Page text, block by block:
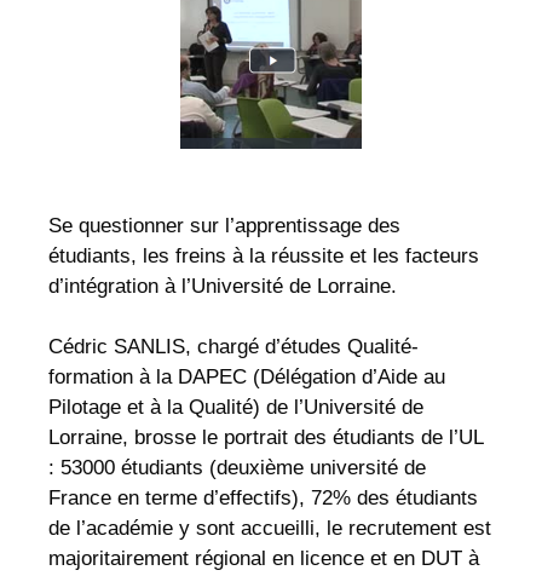
Se questionner sur l’apprentissage des
étudiants, les freins à la réussite et les facteurs
d’intégration à l’Université de Lorraine.
Cédric SANLIS, chargé d’études Qualité-
formation à la DAPEC (Délégation d’Aide au
Pilotage et à la Qualité) de l’Université de
Lorraine, brosse le portrait des étudiants de l’UL
: 53000 étudiants (deuxième université de
France en terme d’effectifs), 72% des étudiants
de l’académie y sont accueilli, le recrutement est
majoritairement régional en licence et en DUT à